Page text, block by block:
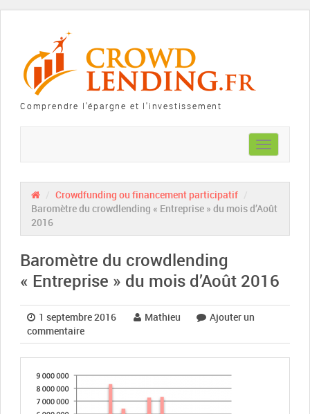
Comprendre l'épargne et l'investissement
Toggle
navigation
Crowdfunding ou financement participatif
Baromètre du crowdlending « Entreprise » du mois d’Août
2016
Baromètre du crowdlending
« Entreprise » du mois d’Août 2016
1 septembre 2016 Mathieu
Ajouter un
commentaire